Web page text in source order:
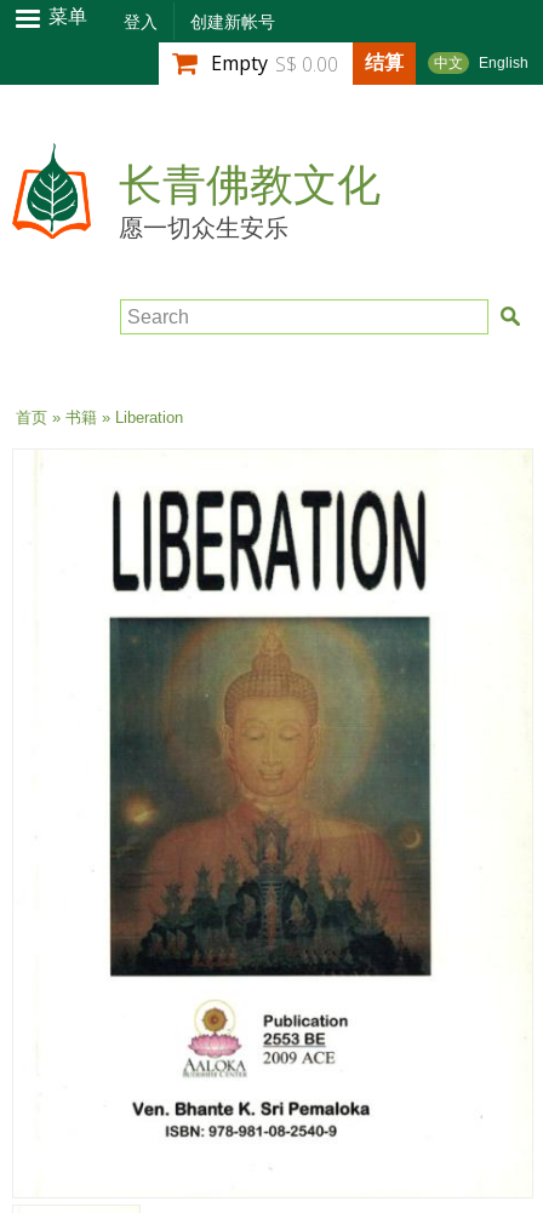
跳
转
到
内
容
菜单 登入 创建新帐号
中文 English
Empty S$ 0.00 结算
长青佛教文化
愿一切众生安乐
Search
当前位置
首页» 书籍» Liberation